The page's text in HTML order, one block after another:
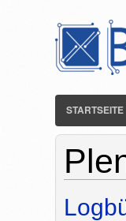
STARTSEITE